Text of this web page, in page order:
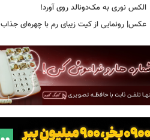
الکس نوری به مک‌دونالد روی آورد!
عکس| رونمایی از کیت زیبای رم با چهره‌ای جذاب